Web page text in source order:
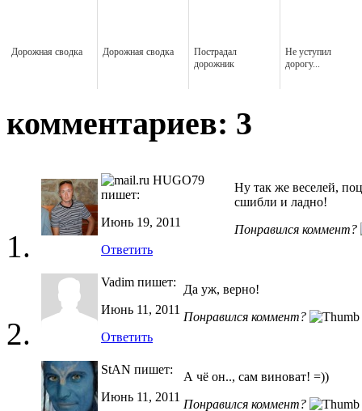
Дорожная сводка Дорожная сводка
Пострадал
дорожник
Не уступил
дорогу...
комментариев: 3
HUGO79
пишет:
Июнь 19, 2011
Ответить
Ну так же веселей,
сшибли и ладно!
Понравился коммент?
Vadim пишет:
Июнь 11, 2011
Ответить
Да уж, верно!
Понравился коммент?
StAN пишет:
Июнь 11, 2011
А чё он.., сам виноват! =))
Понравился коммент?